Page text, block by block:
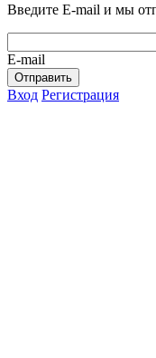
Введите E-mail и мы
E-mail
Отправить
Вход Регистрация